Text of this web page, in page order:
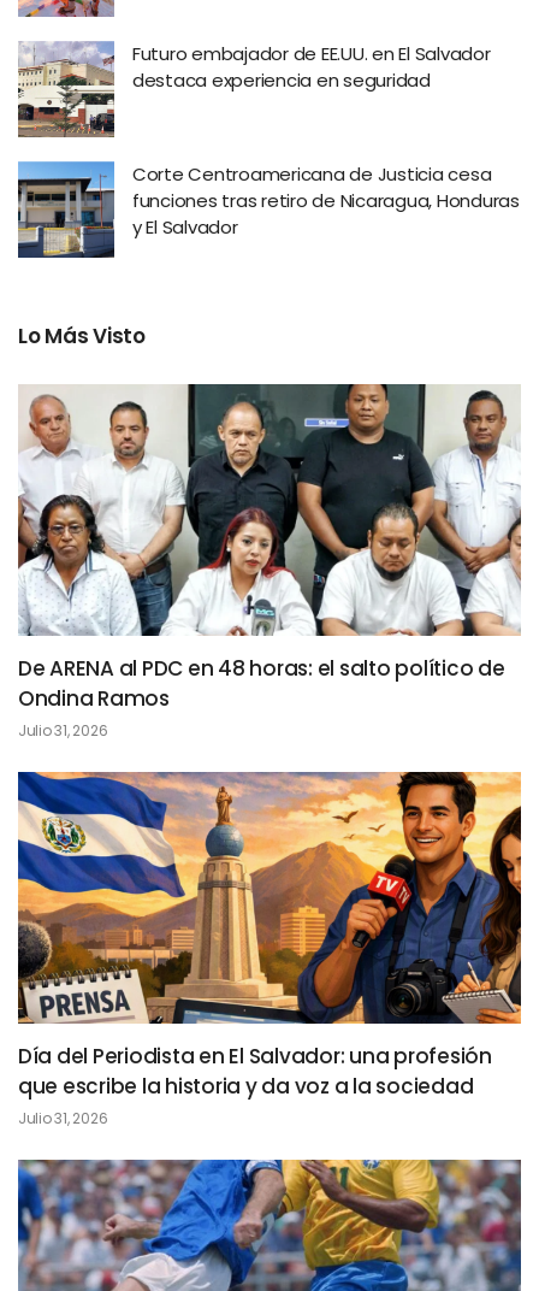
Futuro embajador de EE.UU. en El Salvador
destaca experiencia en seguridad
Corte Centroamericana de Justicia cesa
funciones tras retiro de Nicaragua, Honduras
y El Salvador
Lo Más Visto
De ARENA al PDC en 48 horas: el salto político de
Ondina Ramos
Julio 31, 2026
Día del Periodista en El Salvador: una profesión
que escribe la historia y da voz a la sociedad
Julio 31, 2026